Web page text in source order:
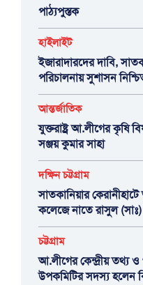
পাঠ্যপুস্তক
হাইলাইট
ইজারাদারদের দাবি,
পরিচালনায় সুশাসন
আন্তর্জাতিক
যুক্তরাষ্ট্র আ.লীগের কৃষি
সঞ্জয় কুমার সাহা
দক্ষিন চট্টগ্রাম
সাতকানিয়ার
কলেজে নাতে রাসুল (সাঃ)
চট্টগ্রাম
আ.লীগের কেন্দ্রীয় তথ্য
উপকমিটির সদস্য হলেন